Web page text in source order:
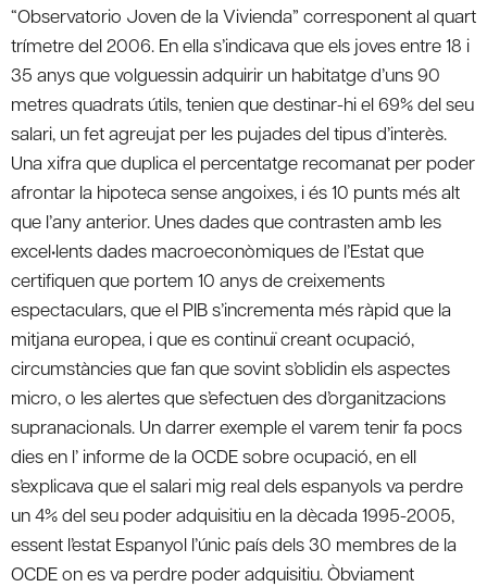
“Observatorio Joven de la Vivienda” corresponent al quart
trímetre del 2006. En ella s’indicava que els joves entre 18 i
35 anys que volguessin adquirir un habitatge d’uns 90
metres quadrats útils, tenien que destinar-hi el 69% del seu
salari, un fet agreujat per les pujades del tipus d’interès.
Una xifra que duplica el percentatge recomanat per poder
afrontar la hipoteca sense angoixes, i és 10 punts més alt
que l’any anterior. Unes dades que contrasten amb les
excel•lents dades macroeconòmiques de l’Estat que
certifiquen que portem 10 anys de creixements
espectaculars, que el PIB s’incrementa més ràpid que la
mitjana europea, i que es continuï creant ocupació,
circumstàncies que fan que sovint s’oblidin els aspectes
micro, o les alertes que s’efectuen des d’organitzacions
supranacionals. Un darrer exemple el varem tenir fa pocs
dies en l’ informe de la OCDE sobre ocupació, en ell
s’explicava que el salari mig real dels espanyols va perdre
un 4% del seu poder adquisitiu en la dècada 1995-2005,
essent l’estat Espanyol l’únic país dels 30 membres de la
OCDE on es va perdre poder adquisitiu. Òbviament